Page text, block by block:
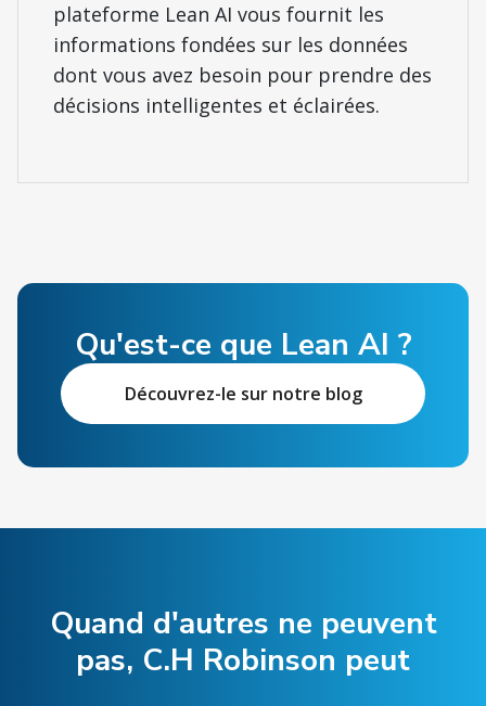
plateforme Lean AI vous fournit les
informations fondées sur les données
dont vous avez besoin pour prendre des
décisions intelligentes et éclairées.
Qu'est-ce que Lean AI ?
Découvrez-le sur notre blog
Quand d'autres ne peuvent
pas, C.H Robinson peut